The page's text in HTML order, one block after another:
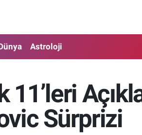
Astroloji
Sürprizi